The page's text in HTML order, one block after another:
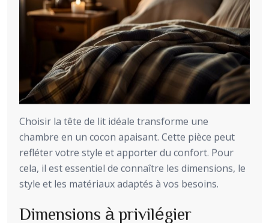
Choisir la tête de lit idéale transforme une
chambre en un cocon apaisant. Cette pièce peut
refléter votre style et apporter du confort. Pour
cela, il est essentiel de connaître les dimensions, le
style et les matériaux adaptés à vos besoins.
Dimensions à privilégier